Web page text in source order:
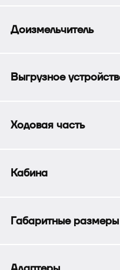
Доизмельчитель
Выгрузное
Ходовая часть
Кабина
Габаритные